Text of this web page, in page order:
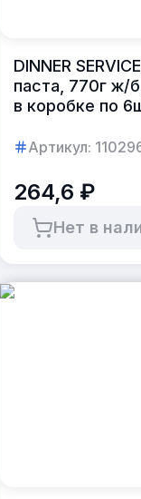
DINNER
паста, 770г ж/
в коробке по
Артикул:
264,6 ₽
Нет в